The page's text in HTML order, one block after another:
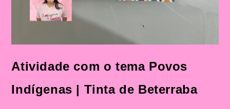
Atividade com o tema Povos
Indígenas | Tinta de Beterraba